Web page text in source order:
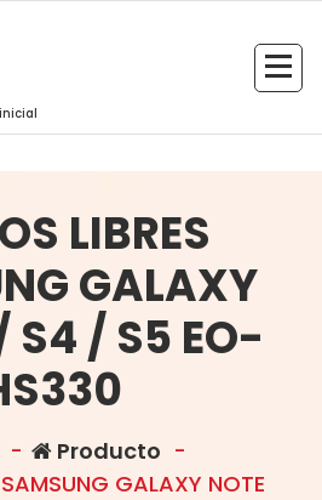
LIBRES
GALAXY
S4 / S5 EO-
- Producto -
GALAXY NOTE